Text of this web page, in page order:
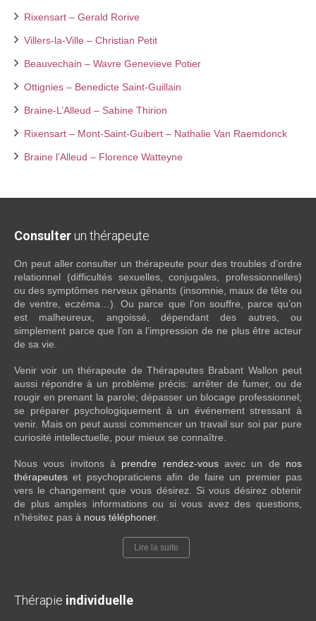
Rixensart – Gerald Rorive
Villers-la-Ville – Christian Petit
Beauvechain – Wavre Genevieve Potier
Ottignies – Benedicte Saint-Guillain
Braine-L’Alleud – Sabine Thirion
Rixensart – Mont-Saint-Guibert – Nathalie Van Raemdonck
Braine l’Alleud – Florence Watteyne
Consulter un thérapeute
On peut aller consulter un thérapeute pour des troubles d’ordre
relationnel (difficultés sexuelles, conjugales, professionnelles)
ou des symptômes nerveux gênants (insomnie, maux de tête ou
de ventre, eczéma…). Ou parce que l’on souffre, parce qu’on
est malheureux, angoissé, dépendant des autres, ou
simplement parce que l’on a l’impression de ne plus être acteur
de sa vie.
Venir voir un thérapeute de Thérapeutes Brabant Wallon peut
aussi répondre à un problème précis: arrêter de fumer, ou de
rougir en prenant la parole; dépasser un blocage professionnel;
se préparer psychologiquement à un événement stressant à
venir. Mais on peut aussi commencer un travail sur soi par pure
curiosité intellectuelle, pour mieux se connaître.
Nous vous invitons à prendre rendez-vousavec un de nos
thérapeutes et psychopraticiens afin de faire un premier pas
vers le changement que vous désirez. Si vous désirez obtenir
de plus amples informations ou si vous avez des questions,
n’hésitez pas à nous téléphoner.
Lire la suite
Thérapie individuelle